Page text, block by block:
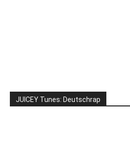
JUICEY Tunes: Deutschrap